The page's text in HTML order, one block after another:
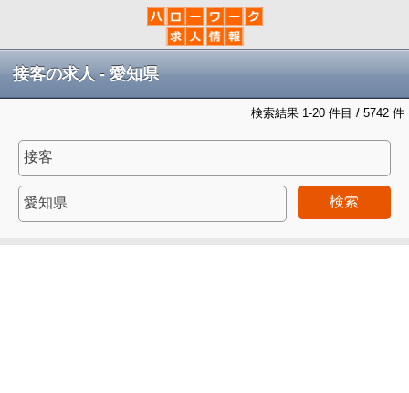
接客の求人 - 愛知県
検索結果 1-20 件目 / 5742 件
検索